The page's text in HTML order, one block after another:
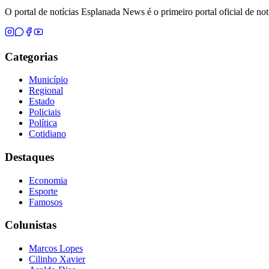
O portal de notícias Esplanada News é o primeiro portal oficial de
Categorias
Município
Regional
Estado
Policiais
Política
Cotidiano
Destaques
Economia
Esporte
Famosos
Colunistas
Marcos Lopes
Cilinho Xavier